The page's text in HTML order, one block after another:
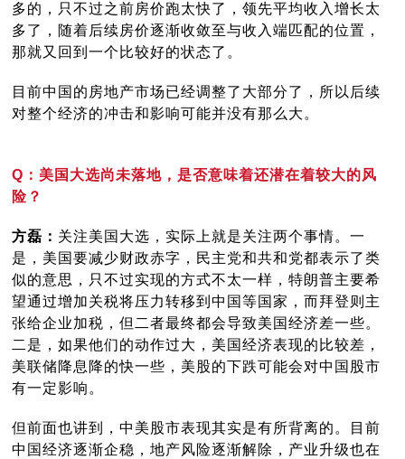
多的，只不过之前房价跑太快了，领先平均收入增长太
多了，随着后续房价逐渐收敛至与收入端匹配的位置，
那就又回到一个比较好的状态了。
目前中国的房地产市场已经调整了大部分了，所以后续
对整个经济的冲击和影响可能并没有那么大。
Q：美国大选尚未落地，是否意味着还潜在着较大的风
险？
方磊： 关注美国大选，实际上就是关注两个事情。一
是，美国要减少财政赤字，民主党和共和党都表示了类
似的意思，只不过实现的方式不太一样，特朗普主要希
望通过增加关税将压力转移到中国等国家，而拜登则主
张给企业加税，但二者最终都会导致美国经济差一些。
二是，如果他们的动作过大，美国经济表现的比较差，
美联储降息降的快一些，美股的下跌可能会对中国股市
有一定影响。
但前面也讲到，中美股市表现其实是有所背离的。目前
中国经济逐渐企稳，地产风险逐渐解除，产业升级也在